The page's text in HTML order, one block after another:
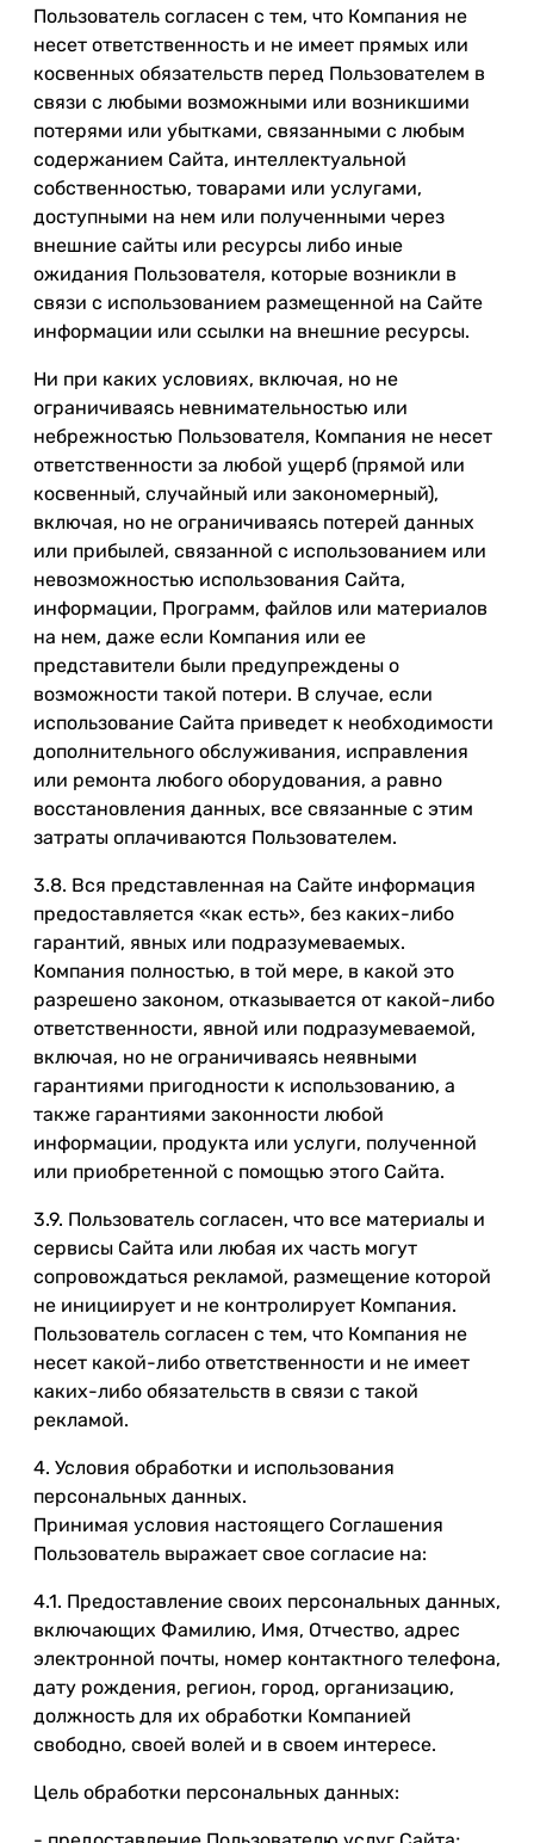
Пользователь согласен с тем, что Компания не
несет ответственность и не имеет прямых или
косвенных обязательств перед Пользователем в
связи с любыми возможными или возникшими
потерями или убытками, связанными с любым
содержанием Сайта, интеллектуальной
собственностью, товарами или услугами,
доступными на нем или полученными через
внешние сайты или ресурсы либо иные
ожидания Пользователя, которые возникли в
связи с использованием размещенной на Сайте
информации или ссылки на внешние ресурсы.
Ни при каких условиях, включая, но не
ограничиваясь невнимательностью или
небрежностью Пользователя, Компания не несет
ответственности за любой ущерб (прямой или
косвенный, случайный или закономерный),
включая, но не ограничиваясь потерей данных
или прибылей, связанной с использованием или
невозможностью использования Сайта,
информации, Программ, файлов или материалов
на нем, даже если Компания или ее
представители были предупреждены о
возможности такой потери. В случае, если
использование Сайта приведет к необходимости
дополнительного обслуживания, исправления
или ремонта любого оборудования, а равно
восстановления данных, все связанные с этим
затраты оплачиваются Пользователем.
3.8. Вся представленная на Сайте информация
предоставляется «как есть», без каких-либо
гарантий, явных или подразумеваемых.
Компания полностью, в той мере, в какой это
разрешено законом, отказывается от какой-либо
ответственности, явной или подразумеваемой,
включая, но не ограничиваясь неявными
гарантиями пригодности к использованию, а
также гарантиями законности любой
информации, продукта или услуги, полученной
или приобретенной с помощью этого Сайта.
3.9. Пользователь согласен, что все материалы и
сервисы Сайта или любая их часть могут
сопровождаться рекламой, размещение которой
не инициирует и не контролирует Компания.
Пользователь согласен с тем, что Компания не
несет какой-либо ответственности и не имеет
каких-либо обязательств в связи с такой
рекламой.
4. Условия обработки и использования
персональных данных.
Принимая условия настоящего Соглашения
Пользователь выражает свое согласие на:
4.1. Предоставление своих персональных данных,
включающих Фамилию, Имя, Отчество, адрес
электронной почты, номер контактного телефона,
дату рождения, регион, город, организацию,
должность для их обработки Компанией
свободно, своей волей и в своем интересе.
Цель обработки персональных данных: